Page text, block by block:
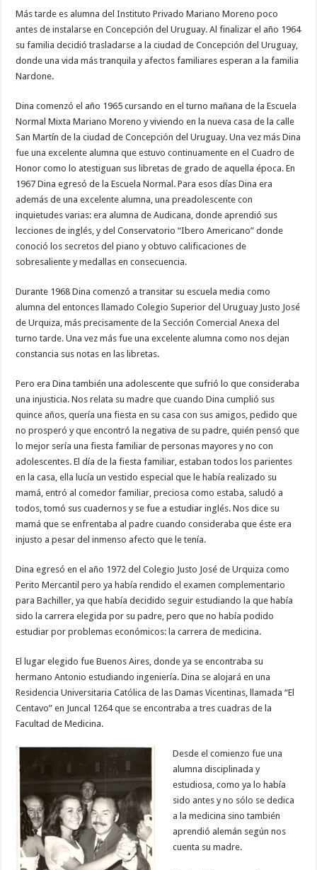
Más tarde es alumna del Instituto Privado Mariano Moreno poco
antes de instalarse en Concepción del Uruguay. Al finalizar el año 1964
su familia decidió trasladarse a la ciudad de Concepción del Uruguay,
donde una vida más tranquila y afectos familiares esperan a la familia
Nardone.
Dina comenzó el año 1965 cursando en el turno mañana de la Escuela
Normal Mixta Mariano Moreno y viviendo en la nueva casa de la calle
San Martín de la ciudad de Concepción del Uruguay. Una vez más Dina
fue una excelente alumna que estuvo continuamente en el Cuadro de
Honor como lo atestiguan sus libretas de grado de aquella época. En
1967 Dina egresó de la Escuela Normal. Para esos días Dina era
además de una excelente alumna, una preadolescente con
inquietudes varias: era alumna de Audicana, donde aprendió sus
lecciones de inglés, y del Conservatorio “Ibero Americano” donde
conoció los secretos del piano y obtuvo calificaciones de
sobresaliente y medallas en consecuencia.
Durante 1968 Dina comenzó a transitar su escuela media como
alumna del entonces llamado Colegio Superior del Uruguay Justo José
de Urquiza, más precisamente de la Sección Comercial Anexa del
turno tarde. Una vez más fue una excelente alumna como nos dejan
constancia sus notas en las libretas.
Pero era Dina también una adolescente que sufrió lo que consideraba
una injusticia. Nos relata su madre que cuando Dina cumplió sus
quince años, quería una fiesta en su casa con sus amigos, pedido que
no prosperó y que encontró la negativa de su padre, quién pensó que
lo mejor sería una fiesta familiar de personas mayores y no con
adolescentes. El día de la fiesta familiar, estaban todos los parientes
en la casa, ella lucía un vestido especial que le había realizado su
mamá, entró al comedor familiar, preciosa como estaba, saludó a
todos, tomó sus cuadernos y se fue a estudiar inglés. Nos dice su
mamá que se enfrentaba al padre cuando consideraba que éste era
injusto a pesar del inmenso afecto que le tenía.
Dina egresó en el año 1972 del Colegio Justo José de Urquiza como
Perito Mercantil pero ya había rendido el examen complementario
para Bachiller, ya que había decidido seguir estudiando la que había
sido la carrera elegida por su padre, pero que no había podido
estudiar por problemas económicos: la carrera de medicina.
El lugar elegido fue Buenos Aires, donde ya se encontraba su
hermano Antonio estudiando ingeniería. Dina se alojará en una
Residencia Universitaria Católica de las Damas Vicentinas, llamada “El
Centavo” en Juncal 1264 que se encontraba a tres cuadras de la
Facultad de Medicina.
Desde el comienzo fue una
alumna disciplinada y
estudiosa, como ya lo había
sido antes y no sólo se dedica
a la medicina sino también
aprendió alemán según nos
cuenta su madre.